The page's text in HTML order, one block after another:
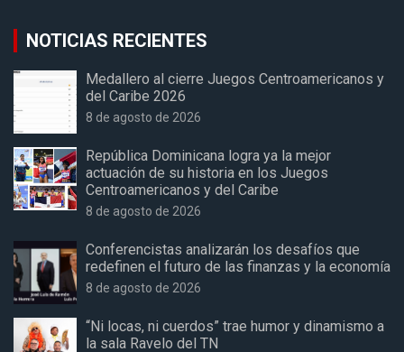
NOTICIAS RECIENTES
Medallero al cierre Juegos Centroamericanos y
del Caribe 2026
8 de agosto de 2026
República Dominicana logra ya la mejor
actuación de su historia en los Juegos
Centroamericanos y del Caribe
8 de agosto de 2026
Conferencistas analizarán los desafíos que
redefinen el futuro de las finanzas y la economía
8 de agosto de 2026
“Ni locas, ni cuerdos” trae humor y dinamismo a
la sala Ravelo del TN